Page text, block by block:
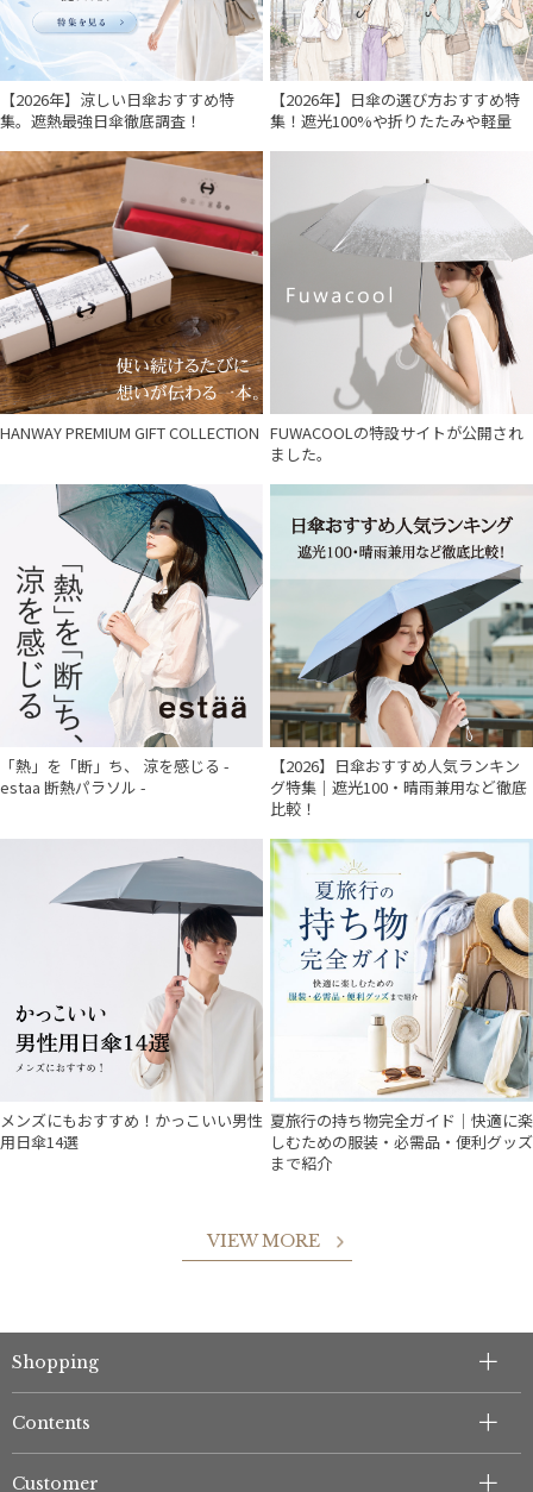
件
【2026年】涼しい日傘おすすめ特
集。遮熱最強日傘徹底調査！
【2026年】日傘の選び方おすすめ特
集！遮光100%や折りたたみや軽量
HANWAY PREMIUM GIFT COLLECTION FUWACOOLの特設サイトが公開され
ました。
「熱」を「断」ち、 涼を感じる -
estaa 断熱パラソル -
【2026】日傘おすすめ人気ランキン
グ特集｜遮光100・晴雨兼用など徹底
比較！
メンズにもおすすめ！かっこいい男性
用日傘14選
夏旅行の持ち物完全ガイド｜快適に楽
しむための服装・必需品・便利グッズ
まで紹介
VIEW MORE
Shopping
Contents
Customer